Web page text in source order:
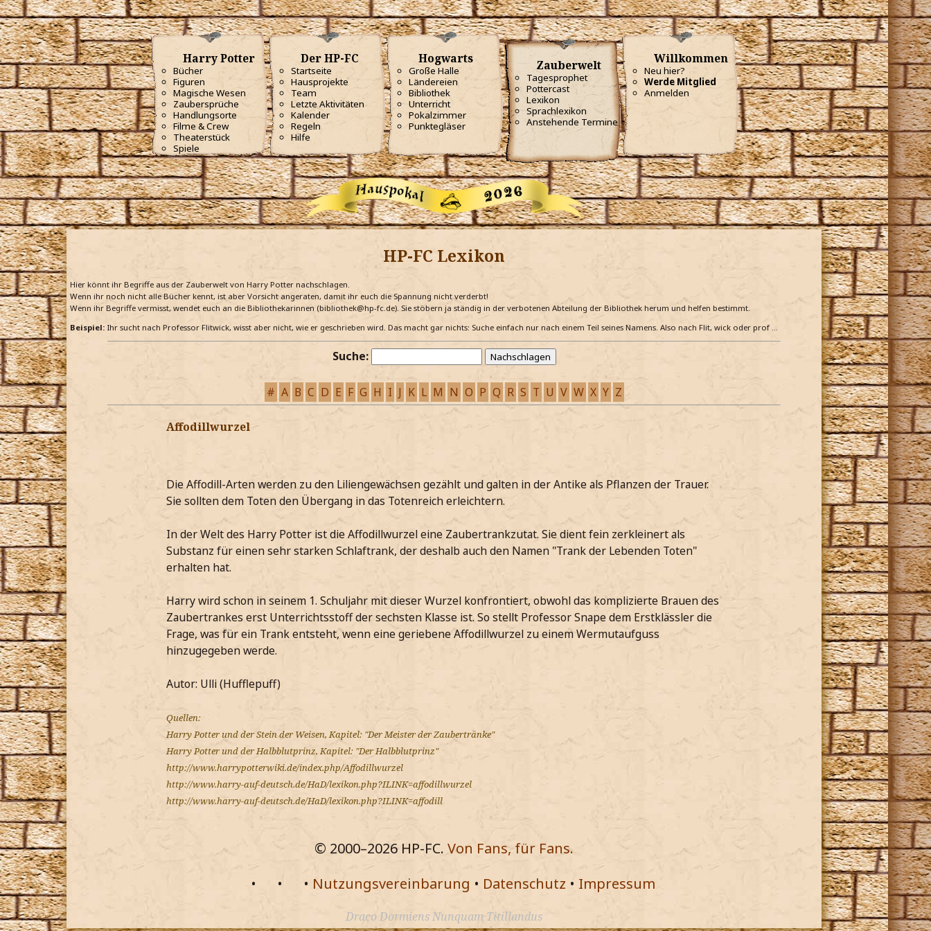
Harry Potter
Bücher
Figuren
Magische Wesen
Zaubersprüche
Handlungsorte
Filme & Crew
Theaterstück
Spiele
Der HP-FC
Startseite
Hausprojekte
Team
Letzte Aktivitäten
Kalender
Regeln
Hilfe
Hogwarts
Große Halle
Ländereien
Bibliothek
Unterricht
Pokalzimmer
Punktegläser
Zauberwelt
Tagesprophet
Pottercast
Lexikon
Sprachlexikon
Anstehende Termine
Willkommen
Neu hier?
Werde Mitglied
Anmelden
HP-FC Lexikon
Hier könnt ihr Begriffe aus der Zauberwelt von Harry Potter nachschlagen.
Wenn ihr noch nicht alle Bücher kennt, ist aber Vorsicht angeraten, damit ihr euch die Spannung nicht verderbt!
Wenn ihr Begriffe vermisst, wendet euch an die Bibliothekarinnen (bibliothek@hp-fc.de). Sie stöbern ja ständig in der verbotenen Abteilung der Bibliothek herum und helfen bestimmt.
Beispiel: Ihr sucht nach Professor Flitwick, wisst aber nicht, wie er geschrieben wird. Das macht gar nichts: Suche einfach nur nach einem Teil seines Namens. Also nach Flit, wick oder prof …
Suche:
# A B C D E F G H I J K L M N O P Q R S T U V W X Y Z
Affodillwurzel
Die Affodill-Arten werden zu den Liliengewächsen gezählt und galten in der Antike als Pflanzen der Trauer.
Sie sollten dem Toten den Übergang in das Totenreich erleichtern.
In der Welt des Harry Potter ist die Affodillwurzel eine Zaubertrankzutat. Sie dient fein zerkleinert als
Substanz für einen sehr starken Schlaftrank, der deshalb auch den Namen "Trank der Lebenden Toten"
erhalten hat.
Harry wird schon in seinem 1. Schuljahr mit dieser Wurzel konfrontiert, obwohl das komplizierte Brauen des
Zaubertrankes erst Unterrichtsstoff der sechsten Klasse ist. So stellt Professor Snape dem Erstklässler die
Frage, was für ein Trank entsteht, wenn eine geriebene Affodillwurzel zu einem Wermutaufguss
hinzugegeben werde.
Autor: Ulli (Hufflepuff)
Quellen:
Harry Potter und der Stein der Weisen, Kapitel: "Der Meister der Zaubertränke"
Harry Potter und der Halbblutprinz, Kapitel: "Der Halbblutprinz"
http://www.harrypotterwiki.de/index.php/Affodillwurzel
http://www.harry-auf-deutsch.de/HaD/lexikon.php?ILINK=affodillwurzel
http://www.harry-auf-deutsch.de/HaD/lexikon.php?ILINK=affodill
© 2000–2026 HP-FC. Von Fans, für Fans.
•
• • Nutzungsvereinbarung • Datenschutz • Impressum
Draco Dormiens Nunquam Titillandus